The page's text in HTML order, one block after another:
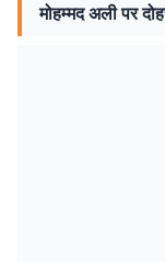
मोहम्मद अली पर